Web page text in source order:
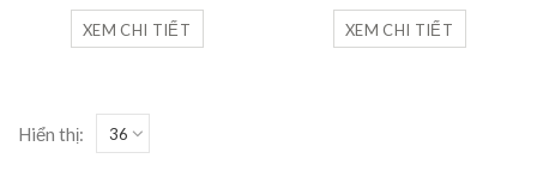
XEM CHI TIẾT XEM CHI TIẾT
Hiển thị: